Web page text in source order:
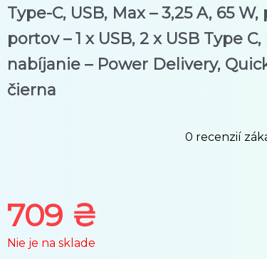
Type-C, USB, Max – 3,25 A, 65
portov – 1 x USB, 2 x USB Type
nabíjanie – Power Delivery,
čierna
0
z
0 recenzií
709 ₴
Nie je na sklade